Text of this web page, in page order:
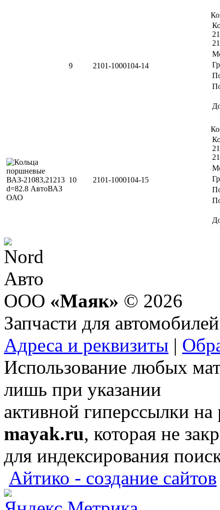
9 2101-1000104-14
10 2101-1000104-15
ООО «Маяк» © 2026
Запчасти для автомобилей
Адреса и реквизиты |
Использование любых
лишь при указании
активной гиперссылки
mayak.ru, которая не
для индексирования
Айтико - создание сайтов